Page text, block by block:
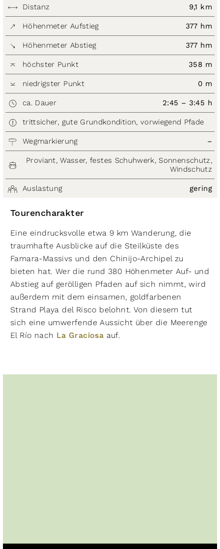
Distanz 9,1 km
Höhenmeter Aufstieg 377 hm
Höhenmeter Abstieg 377 hm
höchster Punkt 358 m
niedrigster Punkt 0 m
ca. Dauer 2:45 – 3:45 h
trittsicher, gute Grundkondition, vorwiegend Pfade
Wegmarkierung –
Proviant, Wasser, festes Schuhwerk, Sonnenschutz,
Windschutz
Auslastung gering
Tourencharakter
Eine eindrucksvolle etwa 9 km Wanderung, die
traumhafte Ausblicke auf die Steilküste des
Famara-Massivs und den Chinijo-Archipel zu
bieten hat. Wer die rund 380 Höhenmeter Auf- und
Abstieg auf gerölligen Pfaden auf sich nimmt, wird
außerdem mit dem einsamen, goldfarbenen
Strand Playa del Risco belohnt. Von diesem tut
sich eine umwerfende Aussicht über die Meerenge
El Río nach La Graciosa auf.